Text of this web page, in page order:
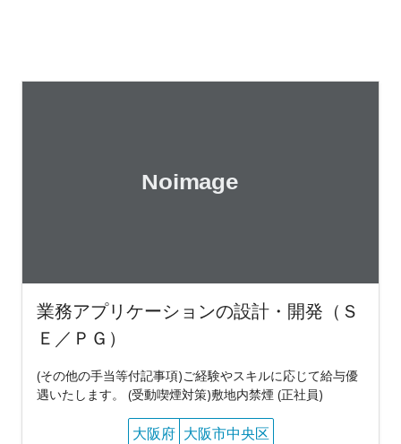
業務アプリケーションの設計・開発（Ｓ
Ｅ／ＰＧ）
(その他の手当等付記事項)ご経験やスキルに応じて給与優
遇いたします。 (受動喫煙対策)敷地内禁煙 (正社員)
大阪府 大阪市中央区